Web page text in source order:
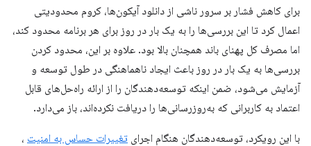
برای کاهش فشار بر سرور ناشی از دانلود آیکون‌ها، کروم محدودیتی
اعمال کرد تا این بررسی‌ها را به یک بار در روز برای هر برنامه محدود کند،
اما مصرف کل پهنای باند همچنان بالا بود. علاوه بر این، محدود کردن
بررسی‌ها به یک بار در روز باعث ایجاد ناهماهنگی در طول توسعه و
آزمایش می‌شود، ضمن اینکه توسعه‌دهندگان را از ارائه راه‌حل‌های قابل
اعتماد به کاربرانی که به‌روزرسانی‌ها را دریافت نکرده‌اند، باز می‌دارد.
با این رویکرد، توسعه‌دهندگان هنگام اجرای تغییرات حساس به امنیت ،